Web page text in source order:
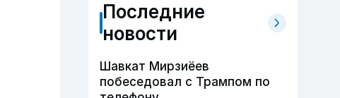
Последние
новости
Шавкат Мирзиёев
побеседовал с Трампом по